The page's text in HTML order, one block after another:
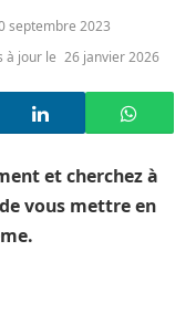
septembre 2023
à jour le 26 janvier 2026
et cherchez à
vous mettre en